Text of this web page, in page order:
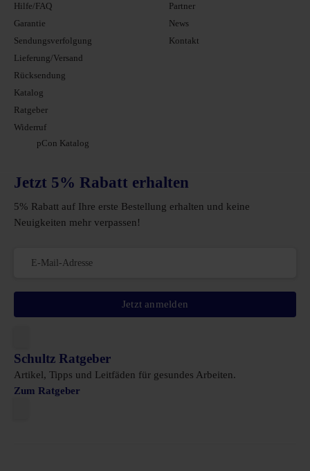
Hilfe/FAQ
Garantie
Sendungsverfolgung
Lieferung/Versand
Rücksendung
Katalog
Ratgeber
Widerruf
pCon Katalog
Partner
News
Kontakt
Jetzt 5% Rabatt erhalten
5% Rabatt auf Ihre erste Bestellung erhalten und keine
Neuigkeiten mehr verpassen!
Jetzt anmelden
Schultz Ratgeber
Artikel, Tipps und Leitfäden für gesundes Arbeiten.
Zum Ratgeber